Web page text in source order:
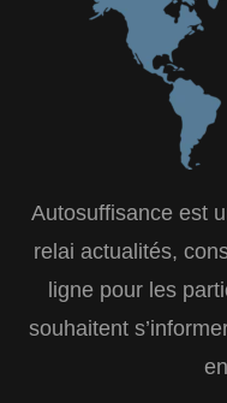
Autosuffisance est
relai actualités,
ligne pour les
souhaitent